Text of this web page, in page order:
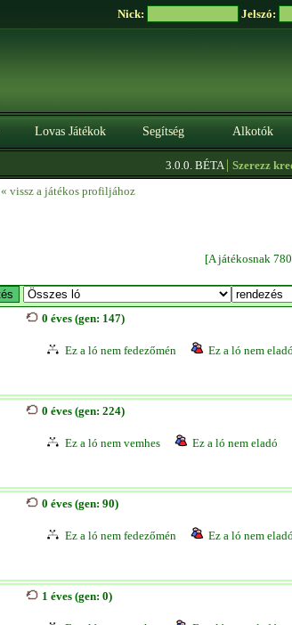
Nick: Jelszó:
Lovas Játékok Segítség Alkotók
3.0.0. BÉTA|Szerezz
« vissz a játékos profiljához
[A játékosnak
0 éves (gen: 147)
Ez a ló nem fedezőmén Ez a ló nem eladó
0 éves (gen: 224)
Ez a ló nem vemhes Ez a ló nem eladó
0 éves (gen: 90)
Ez a ló nem fedezőmén Ez a ló nem eladó
1 éves (gen: 0)